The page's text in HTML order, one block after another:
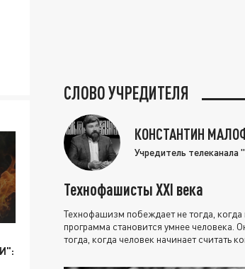
СЛОВО УЧРЕДИТЕЛЯ
КОНСТАНТИН
Учредитель телеканала
Технофашисты XXI века
Технофашизм побеждает не тогда, когда
программа становится умнее человека.
тогда, когда человек начинает считать